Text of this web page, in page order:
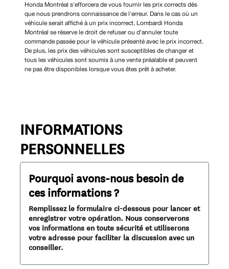
Honda Montréal s'efforcera de vous fournir les prix corrects dès
que nous prendrons connaissance de l'erreur. Dans le cas où un
véhicule serait affiché à un prix incorrect, Lombardi Honda
Montréal se réserve le droit de refuser ou d'annuler toute
commande passée pour le véhicule présenté avec le prix incorrect.
De plus, les prix des véhicules sont susceptibles de changer et
tous les véhicules sont soumis à une vente préalable et peuvent
ne pas être disponibles lorsque vous êtes prêt à acheter.
INFORMATIONS
PERSONNELLES
Pourquoi avons-nous besoin de
ces informations ?
Remplissez le formulaire ci-dessous pour lancer et
enregistrer votre opération. Nous conserverons
vos informations en toute sécurité et utiliserons
votre adresse pour faciliter la discussion avec un
conseiller.